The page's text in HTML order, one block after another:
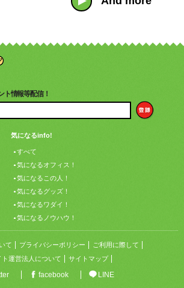
ト情報等配信！
気になるinfo!
すべて
気になるオフィス！
気になるこの人！
気になるグッズ！
気になるワダイ！
気になるノウハウ！
て プライバシーポリシー
ご利用に際して
ト運営法人について
サイトマップ
facebook LINE